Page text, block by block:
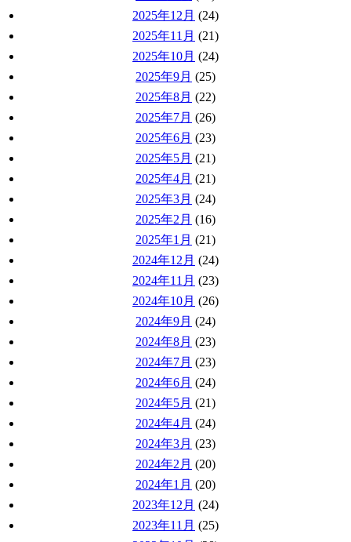
2025年12月 (24)
2025年11月 (21)
2025年10月 (24)
2025年9月 (25)
2025年8月 (22)
2025年7月 (26)
2025年6月 (23)
2025年5月 (21)
2025年4月 (21)
2025年3月 (24)
2025年2月 (16)
2025年1月 (21)
2024年12月 (24)
2024年11月 (23)
2024年10月 (26)
2024年9月 (24)
2024年8月 (23)
2024年7月 (23)
2024年6月 (24)
2024年5月 (21)
2024年4月 (24)
2024年3月 (23)
2024年2月 (20)
2024年1月 (20)
2023年12月 (24)
2023年11月 (25)